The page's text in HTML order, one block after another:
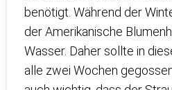
benötigt. Während der
der Amerikanische
Wasser. Daher sollte in
alle zwei Wochen